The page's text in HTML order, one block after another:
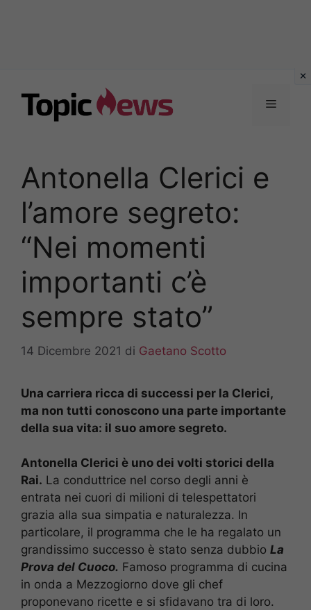
contenuto
Menu
Antonella Clerici e
l’amore segreto:
“Nei momenti
importanti c’è
sempre stato”
14 Dicembre 2021 di Gaetano Scotto
Una carriera ricca di successi per la Clerici,
ma non tutti conoscono una parte importante
della sua vita: il suo amore segreto.
Antonella Clerici è uno dei volti storici della
Rai. La conduttrice nel corso degli anni è
entrata nei cuori di milioni di telespettatori
grazia alla sua simpatia e naturalezza. In
particolare, il programma che le ha regalato un
grandissimo successo è stato senza dubbio La
Prova del Cuoco. Famoso programma di cucina
in onda a Mezzogiorno dove gli chef
proponevano ricette e si sfidavano tra di loro.